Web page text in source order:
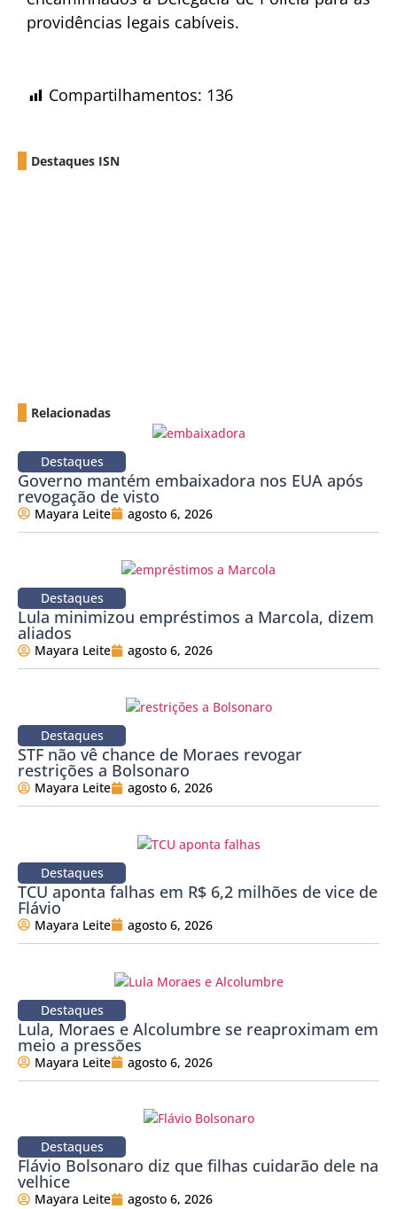
providências legais cabíveis.
Compartilhamentos: 136
Destaques ISN
Relacionadas
Destaques
Governo mantém embaixadora nos EUA após
revogação de visto
Mayara Leite agosto 6, 2026
Destaques
Lula minimizou empréstimos a Marcola, dizem
aliados
Mayara Leite agosto 6, 2026
Destaques
STF não vê chance de Moraes revogar
restrições a Bolsonaro
Mayara Leite agosto 6, 2026
Destaques
TCU aponta falhas em R$ 6,2 milhões de vice de
Flávio
Mayara Leite agosto 6, 2026
Destaques
Lula, Moraes e Alcolumbre se reaproximam em
meio a pressões
Mayara Leite agosto 6, 2026
Destaques
Flávio Bolsonaro diz que filhas cuidarão dele na
velhice
Mayara Leite agosto 6, 2026